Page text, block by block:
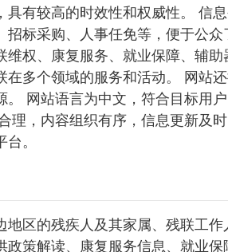
具有较高的时效性和权威性。 信
招标采购、人事任免等，便于公
维权、康复服务、就业保障、辅
在多个领域的服务和活动。 网站
。 网站语言为中文，符合目标用
理，内容组织有序，信息更新及
。
地区的残疾人及其家属、残联工
政策解读、康复服务信息、就业